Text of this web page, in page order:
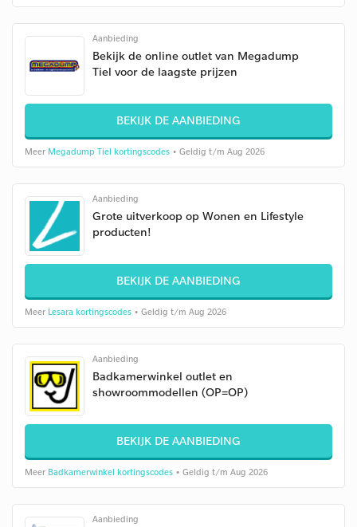
Aanbieding
Bekijk de online outlet van Megadump
Tiel voor de laagste prijzen
BEKIJK DE AANBIEDING
Meer Megadump Tiel kortingscodes • Geldig t/m Aug 2026
Aanbieding
Grote uitverkoop op Wonen en Lifestyle
producten!
BEKIJK DE AANBIEDING
Meer Lesara kortingscodes • Geldig t/m Aug 2026
Aanbieding
Badkamerwinkel outlet en
showroommodellen (OP=OP)
BEKIJK DE AANBIEDING
Meer Badkamerwinkel kortingscodes • Geldig t/m Aug 2026
Aanbieding